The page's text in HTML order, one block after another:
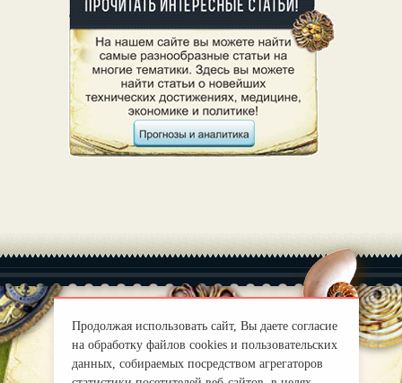
О нас |
Правила
mirprognoz@mail.ru
Продолжая использовать сайт, Вы даете согласие
на обработку файлов cookies и пользовательских
данных, собираемых посредством агрегаторов